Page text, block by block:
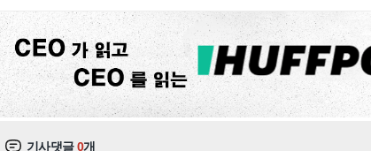
기사댓글0개